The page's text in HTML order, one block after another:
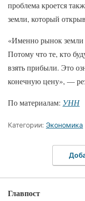
проблема кроется
земли, который
«Именно рынок земли
Потому что те, кто
взять прибыли. Это
конечную цену», —
По материалам: УНН
Категории: Экономика
Главпост